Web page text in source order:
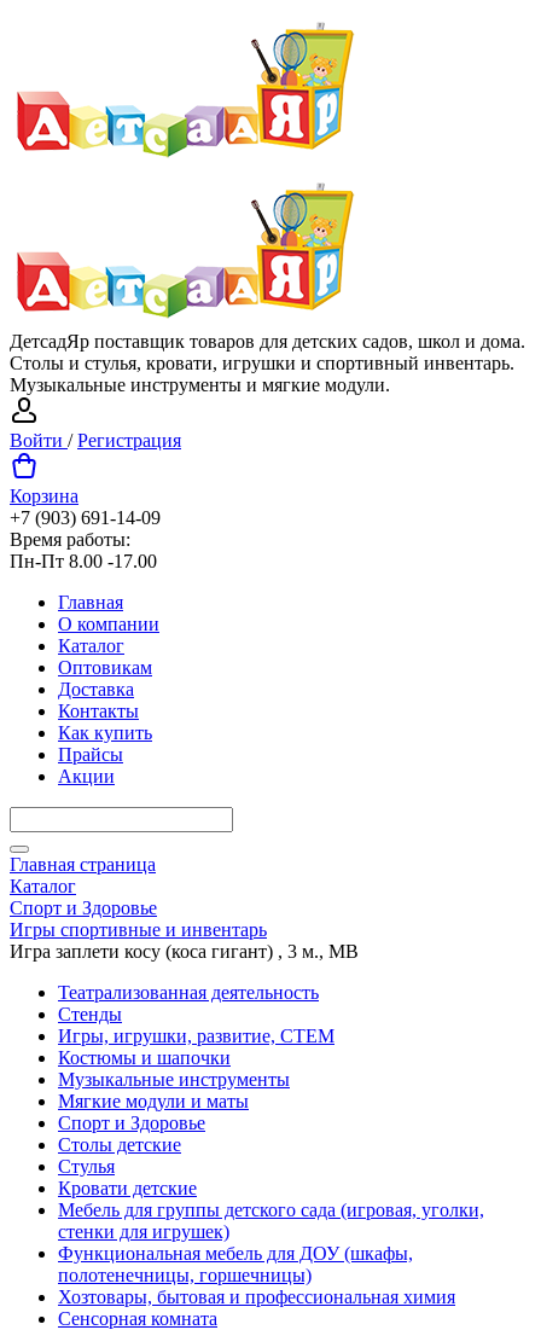
ДетсадЯр поставщик товаров для детских садов, школ и дома.
Столы и стулья, кровати, игрушки и спортивный инвентарь.
Музыкальные инструменты и мягкие модули.
Войти /Регистрация
Корзина
+7 (903) 691-14-09
Время работы:
Пн-Пт 8.00 -17.00
Главная
О компании
Каталог
Оптовикам
Доставка
Контакты
Как купить
Прайсы
Акции
Главная страница
Каталог
Спорт и Здоровье
Игры спортивные и инвентарь
Игра заплети косу (коса гигант) , 3 м., МВ
Театрализованная деятельность
Стенды
Игры, игрушки, развитие, СТЕМ
Костюмы и шапочки
Музыкальные инструменты
Мягкие модули и маты
Спорт и Здоровье
Столы детские
Стулья
Кровати детские
Мебель для группы детского сада (игровая, уголки,
стенки для игрушек)
Функциональная мебель для ДОУ (шкафы,
полотенечницы, горшечницы)
Хозтовары, бытовая и профессиональная химия
Сенсорная комната